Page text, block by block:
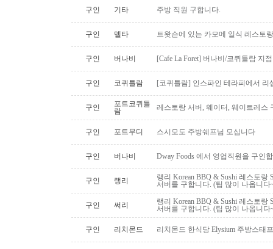
구인 기타 주방 직원 구합니다.
구인 델타 트왓슨에 있는 카모메 일식 레스토
구인 버나비 [Cafe La Foret] 버나비/코퀴틀람 지
구인 코퀴틀람 [코퀴틀람] 인스파인 테라피에서 리
구인
포트코퀴틀
람
레스토랑 서버, 웨이터, 웨이트레스
구인 포트무디 스시모도 주방쉐프님 모십니다
구인 버나비 Dway Foods 에서 영업직원을 구인
구인 랭리
랭리 Korean BBQ & Sushi 레스토
서버를 구합니다. (팁 많이 나옵니다
구인 써리
랭리 Korean BBQ & Sushi 레스토
서버를 구합니다. (팁 많이 나옵니다
구인 리치몬드 리치몬드 한식당 Elysium 주방스태